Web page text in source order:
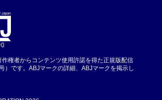
権者からコンテンツ使用許諾を得た正規版配信
です。ABJマークの詳細、ABJマークを掲示し